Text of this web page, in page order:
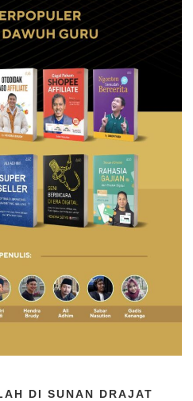
DI SUNAN DRAJAT